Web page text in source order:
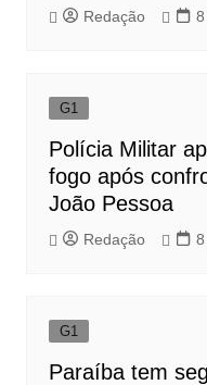
Redação
G1
Polícia Militar
fogo após
João Pessoa
Redação
G1
Paraíba tem